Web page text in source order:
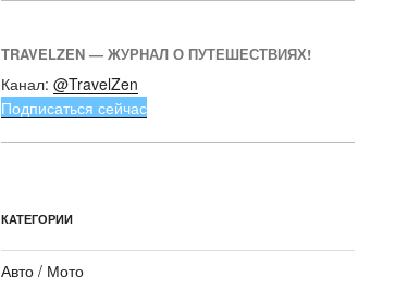
TRAVELZEN — ЖУРНАЛ О ПУТЕШЕСТВИЯХ!
Канал: @TravelZen
Подписаться сейчас
КАТЕГОРИИ
Авто / Мото